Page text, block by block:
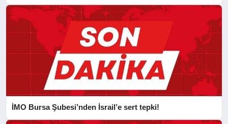
İMO Bursa Şubesi’nden İsrail’e sert tepki!